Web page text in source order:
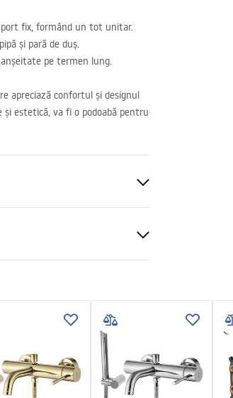
fix, formând un tot unitar.
și pară de duș.
pe termen lung.
apreciază confortul și designul
estetică, va fi o podoabă pentru
_5.pdf